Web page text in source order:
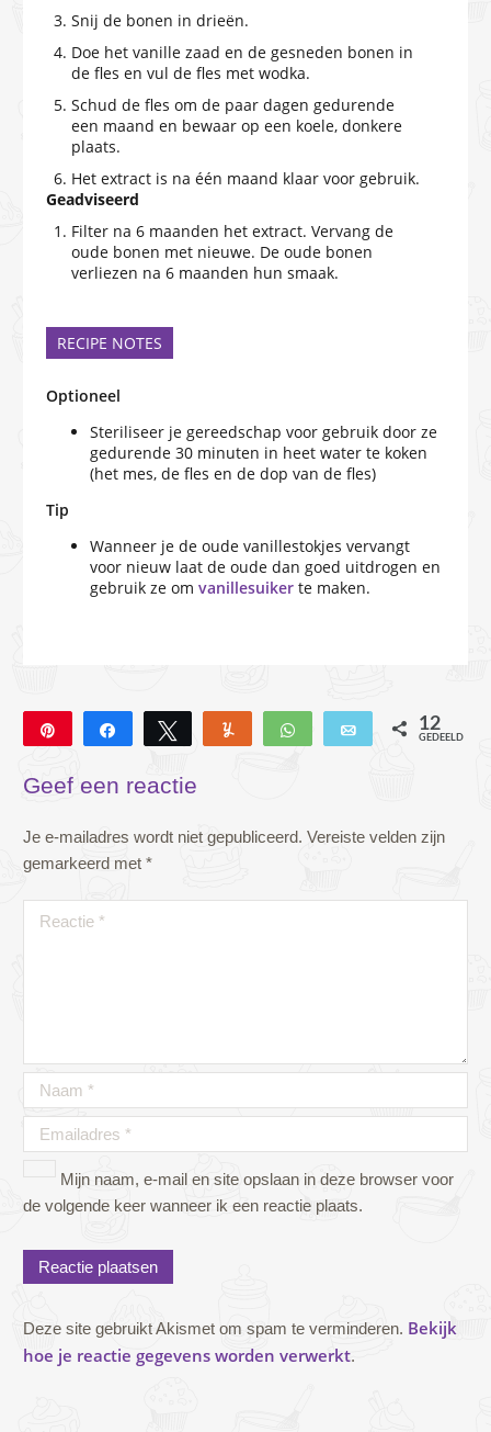
Snij de bonen in drieën.
Doe het vanille zaad en de gesneden bonen in
de fles en vul de fles met wodka.
Schud de fles om de paar dagen gedurende
een maand en bewaar op een koele, donkere
plaats.
Het extract is na één maand klaar voor gebruik.
Geadviseerd
Filter na 6 maanden het extract. Vervang de
oude bonen met nieuwe. De oude bonen
verliezen na 6 maanden hun smaak.
RECIPE NOTES
Optioneel
Steriliseer je gereedschap voor gebruik door ze
gedurende 30 minuten in heet water te koken
(het mes, de fles en de dop van de fles)
Tip
Wanneer je de oude vanillestokjes vervangt
voor nieuw laat de oude dan goed uitdrogen en
gebruik ze om vanillesuiker te maken.
Deel Tweet Yum WhatsApp E-mail 12
GEDEELD
Geef een reactie
Je e-mailadres wordt niet gepubliceerd. Vereiste velden zijn
gemarkeerd met *
Mijn naam, e-mail en site opslaan in deze browser voor
de volgende keer wanneer ik een reactie plaats.
Deze site gebruikt Akismet om spam te verminderen. Bekijk
hoe je reactie gegevens worden verwerkt.